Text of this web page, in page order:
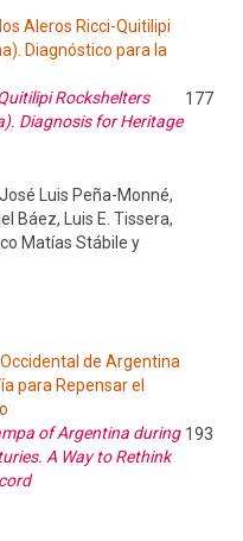
Aleros Ricci-Quitilipi
Diagnóstico para la
Rockshelters
Diagnosis for Heritage
177
Luis Peña-Monné,
Báez, Luis E. Tissera,
Matías Stábile y
de Argentina
para Repensar el
of Argentina during
A Way to Rethink
193